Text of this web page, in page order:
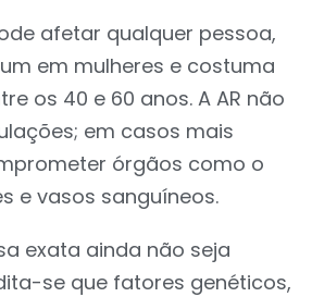
afetar qualquer pessoa,
em mulheres e costuma
os 40 e 60 anos. A AR não
em casos mais
órgãos como o
e vasos sanguíneos.
exata ainda não seja
se que fatores genéticos,